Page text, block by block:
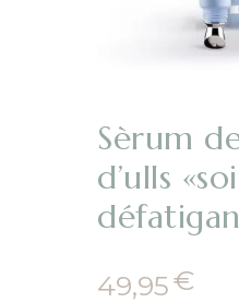
Sèrum
d’ulls
49,95€